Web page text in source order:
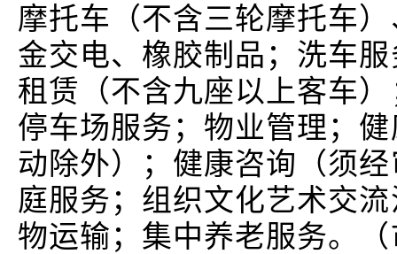
摩托车（不含三轮摩托车
金交电、橡胶制品；洗车
租赁（不含九座以上客车
停车场服务；物业管理；
动除外）；健康咨询（须
庭服务；组织文化艺术交
物运输；集中养老服务。